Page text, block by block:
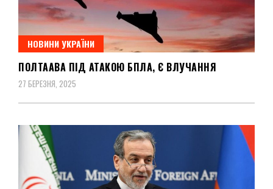
НОВИНИ УКРАЇНИ
ПОЛТААВА ПІД АТАКОЮ БПЛА, Є ВЛУЧАННЯ
27 БЕРЕЗНЯ, 2025